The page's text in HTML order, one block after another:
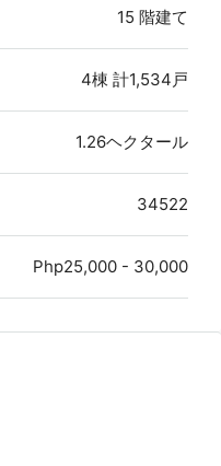
15 階建て
4棟 計1,534戸
1.26ヘクタール
34522
Php25,000 - 30,000